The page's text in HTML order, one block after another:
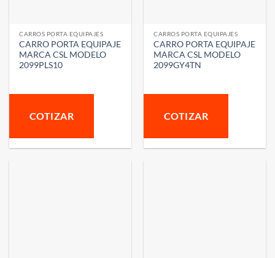
CARROS PORTA EQUIPAJES
CARRO PORTA EQUIPAJE
MARCA CSL MODELO
2099PLS10
COTIZAR
CARROS PORTA EQUIPAJES
CARRO PORTA EQUIPAJE
MARCA CSL MODELO
2099GY4TN
COTIZAR